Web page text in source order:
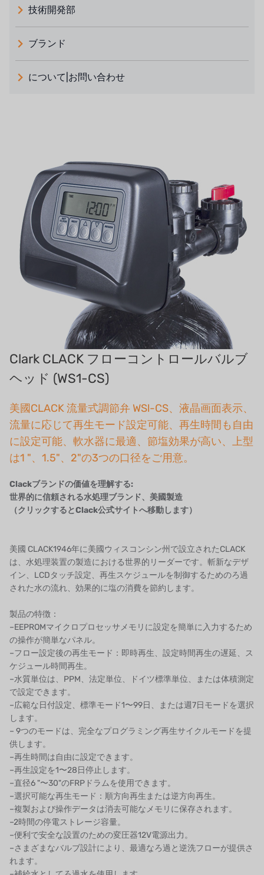
技術開発部
ブランド
義大利 ATLAS
USダウ
アイデックスUSA
US CLACK
エマーソン、アメリカ
アメリカンペンテア
SIEMENSドイツ
アメリカのプルサフィーダー
デンマークダンフォス
タイHAYCARB
フランスSUNTEC
UK PUROLITE
日本のNOP
日本オリンピック
日本勝浦
鷺宮
ハネウェル
アズビル（山武）
オルトレマーレ
NIPCON
トロコイド
国内
自我
加藤
レシップ
ATS
ジャコビ
ETATRON
について|お問い合わせ
Clark CLACK フローコントロールバルブ
ヘッド (WS1-CS)
美國CLACK 流量式調節弁 WSl-CS、液晶画面表示、
流量に応じて再生モード設定可能、再生時間も自由
に設定可能、軟水器に最適、節塩効果が高い、上型
は1 "、1.5"、2"の3つの口径をご用意。
Clackブランドの価値を理解する:
世界的に信頼される水処理ブランド、美國製造
（クリックするとClack公式サイトへ移動します）
美國 CLACK1946年に美國ウィスコンシン州で設立されたCLACK
は、水処理装置の製造における世界的リーダーです。斬新なデザ
イン、LCDタッチ設定、再生スケジュールを制御するためのろ過
された水の流れ、効果的に塩の消費を節約します。
製品の特徴：
–EEPROMマイクロプロセッサメモリに設定を簡単に入力するため
の操作が簡単なパネル。
–フロー設定後の再生モード：即時再生、設定時間再生の遅延、ス
ケジュール時間再生。
–水質単位は、PPM、法定単位、ドイツ標準単位、または体積測定
で設定できます。
–広範な日付設定、標準モード1〜99日、または週7日モードを選択
します。
– 9つのモードは、完全なプログラミング再生サイクルモードを提
供します。
–再生時間は自由に設定できます。
–再生設定を1〜28日停止します。
–直径6 "〜30"のFRPドラムを使用できます。
–選択可能な再生モード：順方向再生または逆方向再生。
–複製および操作データは消去可能なメモリに保存されます。
–2時間の停電ストレージ容量。
–便利で安全な設置のための変圧器12V電源出力。
–さまざまなバルブ設計により、最適なろ過と逆洗フローが提供さ
れます。